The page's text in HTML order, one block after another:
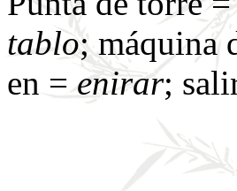
tablo; máquina
en = enirar;